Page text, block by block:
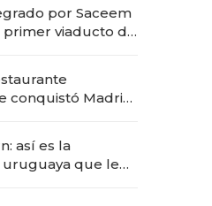
por Saceem
primer viaducto de
conquistó Madrid:
apertura
así es la
que le